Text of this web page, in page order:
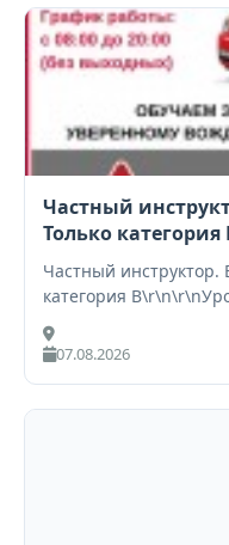
Частный
Только категория
Частный
категория
07.08.2026